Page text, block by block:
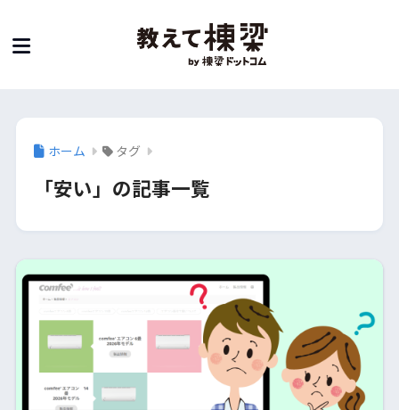
ホーム タグ
「安い」の記事一覧